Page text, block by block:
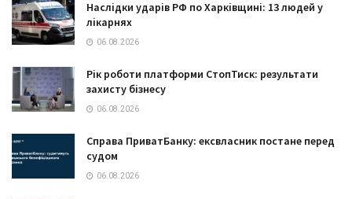
Наслідки ударів РФ по Харківщині: 13 людей у
лікарнях
06.08.2026
Рік роботи платформи СтопТиск: результати
захисту бізнесу
06.08.2026
Справа ПриватБанку: ексвласник постане перед
судом
06.08.2026